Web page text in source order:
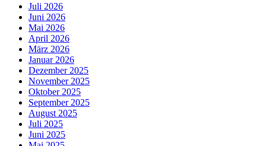
Juli 2026
Juni 2026
Mai 2026
April 2026
März 2026
Januar 2026
Dezember 2025
November 2025
Oktober 2025
September 2025
August 2025
Juli 2025
Juni 2025